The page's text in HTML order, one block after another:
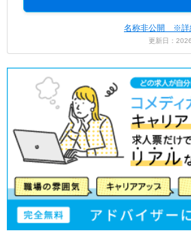
名称非公開 ※詳
更新日：